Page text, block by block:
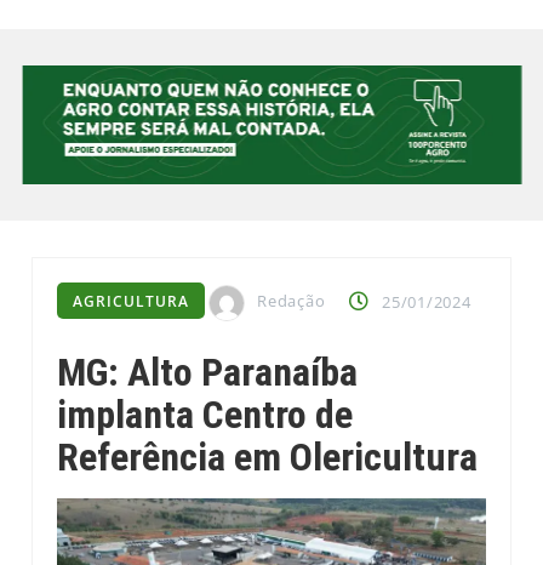
AGRICULTURA Redação 25/01/2024
MG: Alto Paranaíba
implanta Centro de
Referência em Olericultura